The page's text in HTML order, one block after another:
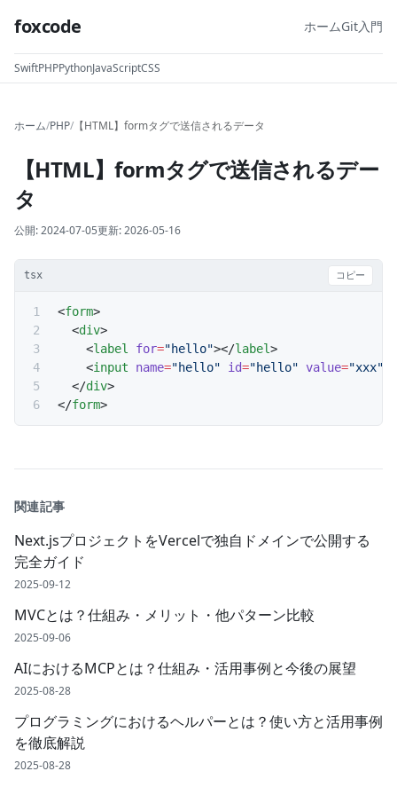
foxcode ホームGit入門
SwiftPHPPythonJavaScriptCSS
ホーム/PHP/ 【HTML】formタグで送信されるデータ
【HTML】formタグで送信されるデー
タ
公開:2024-07-05更新:2026-05-16
tsx コピー
<form>
  <
div>
    <
label for="hello"></label>
    <
input name="hello" id="hello" value="xxx"
  </
div>
</form>
関連記事
Next.jsプロジェクトをVercelで独自ドメインで公開する
完全ガイド
2025-09-12
MVCとは？仕組み・メリット・他パターン比較
2025-09-06
AIにおけるMCPとは？仕組み・活用事例と今後の展望
2025-08-28
プログラミングにおけるヘルパーとは？使い方と活用事例
を徹底解説
2025-08-28